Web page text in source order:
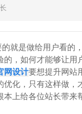
是做给用户看的，
的，如何才能够让
网设计要想提升网站
优化，只有这样做
上给各位站长带来